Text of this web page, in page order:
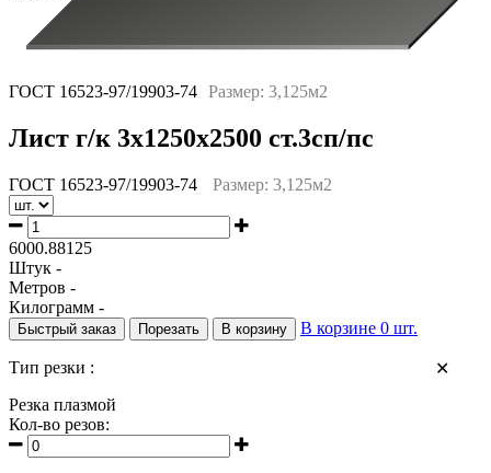
ГОСТ 16523-97/19903-74 Размер: 3,125м2
Лист г/к 3х1250х2500 ст.3сп/пс
ГОСТ 16523-97/19903-74 Размер: 3,125м2
6000.88125
Штук -
Метров -
Килограмм -
Быстрый заказ Порезать В корзину В корзине 0 шт.
✕
Тип резки :
Резка плазмой
Кол-во резов: